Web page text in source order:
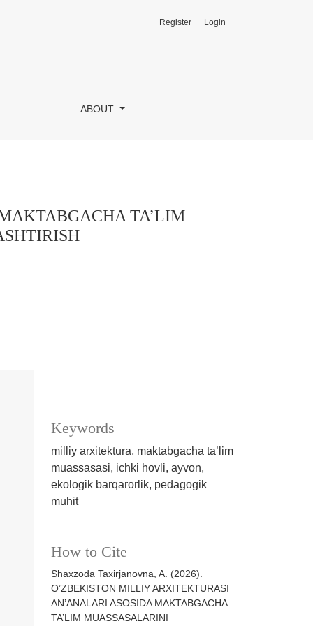
ARXITEKTURAVIY TAKOMILLASHTIRISH
ABOUT
Register Login
TA’LIM
Keywords
milliy arxitektura, maktabgacha ta’lim
muassasasi, ichki hovli, ayvon,
ekologik barqarorlik, pedagogik
muhit
How to Cite
Shaxzoda Taxirjanovna, A. (2026).
O’ZBEKISTON MILLIY ARXITEKTURASI
AN’ANALARI ASOSIDA MAKTABGACHA
TA’LIM MUASSASALARINI